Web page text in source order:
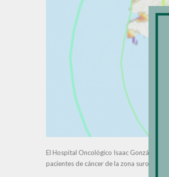
El Hospital Oncológico Isaac González
pacientes de cáncer de la zona suroeste